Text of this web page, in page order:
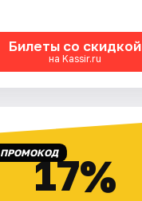
Билеты со скидкой
на Kassir.ru
ПРОМОКОД17%